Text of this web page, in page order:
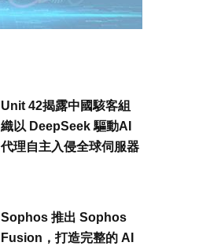
Unit 42揭露中國駭客組
織以 DeepSeek 驅動AI
代理自主入侵全球伺服器
Sophos 推出 Sophos
Fusion，打造完整的 AI